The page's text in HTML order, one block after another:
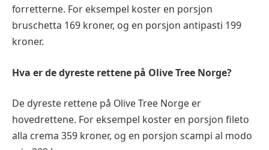
forretterne. For eksempel koster en porsjon
bruschetta 169 kroner, og en porsjon antipasti 199
kroner.
Hva er de dyreste rettene på Olive Tree Norge?
De dyreste rettene på Olive Tree Norge er
hovedrettene. For eksempel koster en porsjon fileto
alla crema 359 kroner, og en porsjon scampi al modo